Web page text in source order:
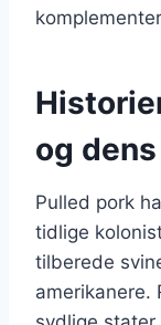
og
Pulled pork
tidlige
tilberede